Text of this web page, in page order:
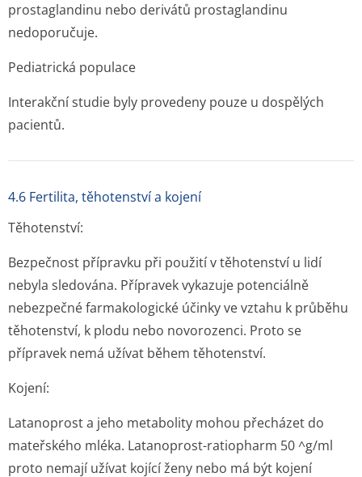
prostaglandinu nebo derivátů prostaglandinu
nedoporučuje.
Pediatrická populace
Interakční studie byly provedeny pouze u dospělých
pacientů.
4.6 Fertilita, těhotenství a kojení
Těhotenství:
Bezpečnost přípravku při použití v těhotenství u lidí
nebyla sledována. Přípravek vykazuje potenciálně
nebezpečné farmakologické účinky ve vztahu k průběhu
těhotenství, k plodu nebo novorozenci. Proto se
přípravek nemá užívat během těhotenství.
Kojení:
Latanoprost a jeho metabolity mohou přecházet do
mateřského mléka. Latanoprost-ratiopharm 50 ^g/ml
proto nemají užívat kojící ženy nebo má být kojení